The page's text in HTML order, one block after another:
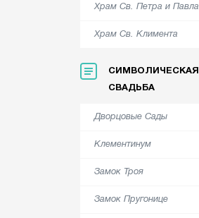
Храм Cв. Петра и Павла
Храм Cв. Климента
СИМВОЛИЧЕСКАЯ
СВАДЬБА
Дворцовые Сады
Клементинум
Замок Троя
Замок Пругонице